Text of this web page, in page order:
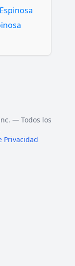
— Todos los
Privacidad